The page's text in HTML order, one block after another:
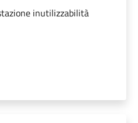
inutilizzabilità